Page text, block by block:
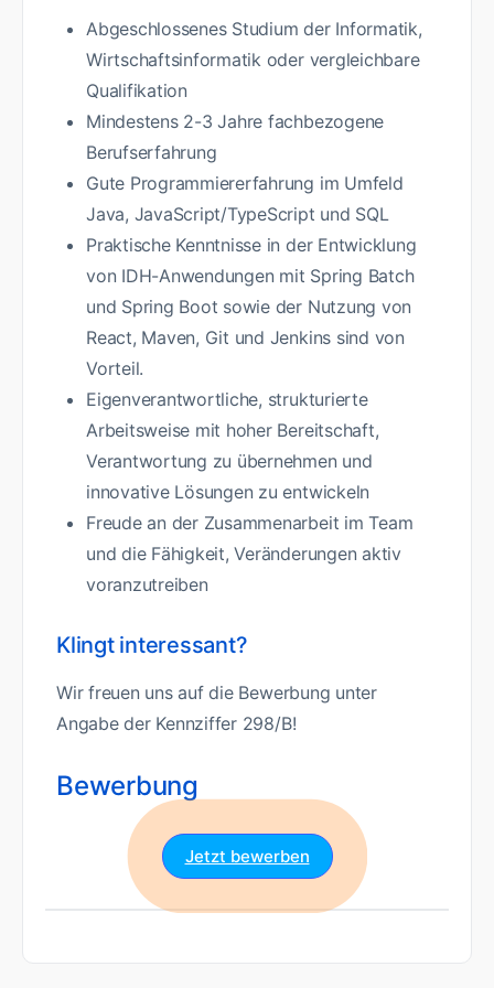
Abgeschlossenes Studium der Informatik,
Wirtschaftsinformatik oder vergleichbare
Qualifikation
Mindestens 2-3 Jahre fachbezogene
Berufserfahrung
Gute Programmiererfahrung im Umfeld
Java, JavaScript/TypeScript und SQL
Praktische Kenntnisse in der Entwicklung
von IDH-Anwendungen mit Spring Batch
und Spring Boot sowie der Nutzung von
React, Maven, Git und Jenkins sind von
Vorteil.
Eigenverantwortliche, strukturierte
Arbeitsweise mit hoher Bereitschaft,
Verantwortung zu übernehmen und
innovative Lösungen zu entwickeln
Freude an der Zusammenarbeit im Team
und die Fähigkeit, Veränderungen aktiv
voranzutreiben
Klingt interessant?
Wir freuen uns auf die Bewerbung unter
Angabe der Kennziffer 298/B!
Bewerbung
Jetzt bewerben